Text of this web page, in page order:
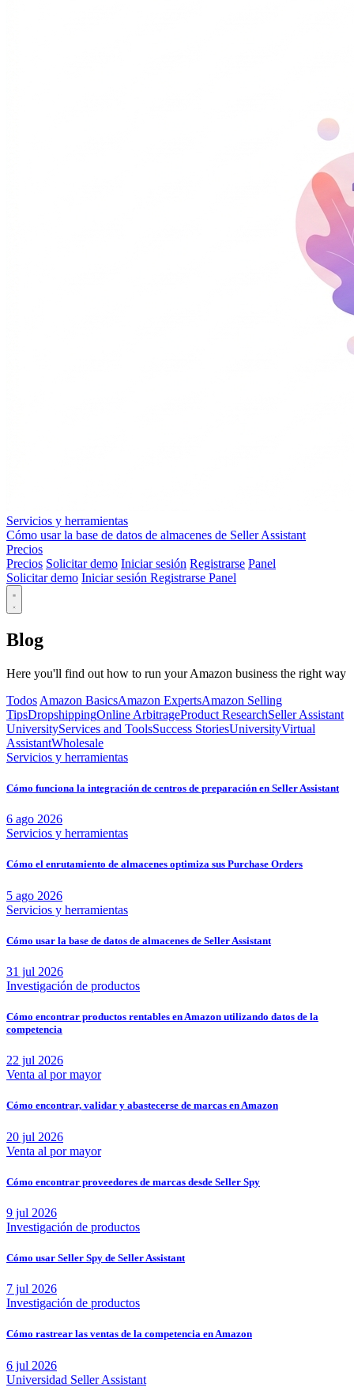
Servicios y herramientas
Cómo usar la base de datos de almacenes de Seller Assistant
Precios
Precios Solicitar demo Iniciar sesión Registrarse Panel
Solicitar demo Iniciar sesión Registrarse Panel
Blog
Here you'll find out how to run your Amazon business the right way
Todos Amazon BasicsAmazon ExpertsAmazon Selling
TipsDropshippingOnline ArbitrageProduct ResearchSeller Assistant
UniversityServices and ToolsSuccess StoriesUniversityVirtual
AssistantWholesale
Servicios y herramientas
Cómo funciona la integración de centros de preparación en Seller Assistant
6 ago 2026
Servicios y herramientas
Cómo el enrutamiento de almacenes optimiza sus Purchase Orders
5 ago 2026
Servicios y herramientas
Cómo usar la base de datos de almacenes de Seller Assistant
31 jul 2026
Investigación de productos
Cómo encontrar productos rentables en Amazon utilizando datos de la
competencia
22 jul 2026
Venta al por mayor
Cómo encontrar, validar y abastecerse de marcas en Amazon
20 jul 2026
Venta al por mayor
Cómo encontrar proveedores de marcas desde Seller Spy
9 jul 2026
Investigación de productos
Cómo usar Seller Spy de Seller Assistant
7 jul 2026
Investigación de productos
Cómo rastrear las ventas de la competencia en Amazon
6 jul 2026
Universidad Seller Assistant